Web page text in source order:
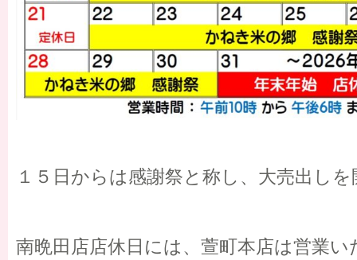
１５日からは感謝祭と称し、大売出し
南晩田店店休日には、萱町本店は営業